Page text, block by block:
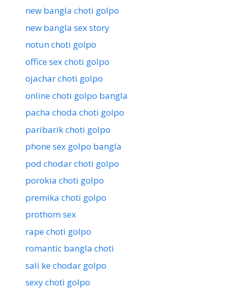
new bangla choti golpo
new bangla sex story
notun choti golpo
office sex choti golpo
ojachar choti golpo
online choti golpo bangla
pacha choda choti golpo
paribarik choti golpo
phone sex golpo bangla
pod chodar choti golpo
porokia choti golpo
premika choti golpo
prothom sex
rape choti golpo
romantic bangla choti
sali ke chodar golpo
sexy choti golpo